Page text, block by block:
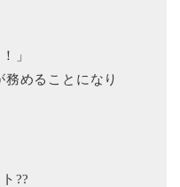
！」
務めることになり
??